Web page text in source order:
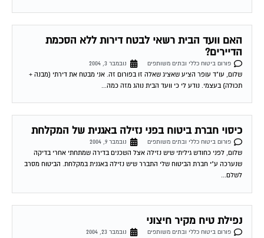
האם וועד הבית רשאי לבטח דירות ללא הסכמת
הדיירים?
פורום ביטוח כללי ובתים משותפים
נובמבר 3, 2004
שלום, עו"ד עופר הציע שאציג שאלה זו בפורום זה. אני מבטח את דירתי (מבנה +
תכולה) בעצמי. נודע לי כי וועד הבית נוהג מזה כמה...
כיסוי חברת ביטוח בפני נזילה באגנית של המקלחת
פורום ביטוח כללי ובתים משותפים
נובמבר 9, 2004
שלום, לפני כחודש גיליתי שיש נזילה אצל השכנים בדירה שמתחתי אחרי בדיקה
שנערכה ע"י חברת הביטוח שלי התברר שיש נזילה באגנית במקלחת. הביטוח מסרב
לשלם...
נפילת טיח מקיר חיצוני
פורום ביטוח כללי ובתים משותפים
נובמבר 23, 2004